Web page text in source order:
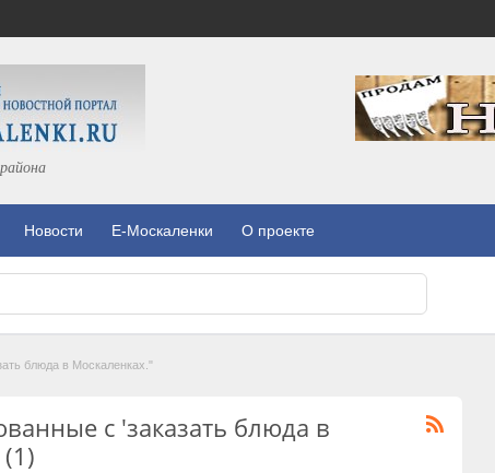
Новости E-Москаленки О проекте
блюда в Москаленках."
с 'заказать блюда в